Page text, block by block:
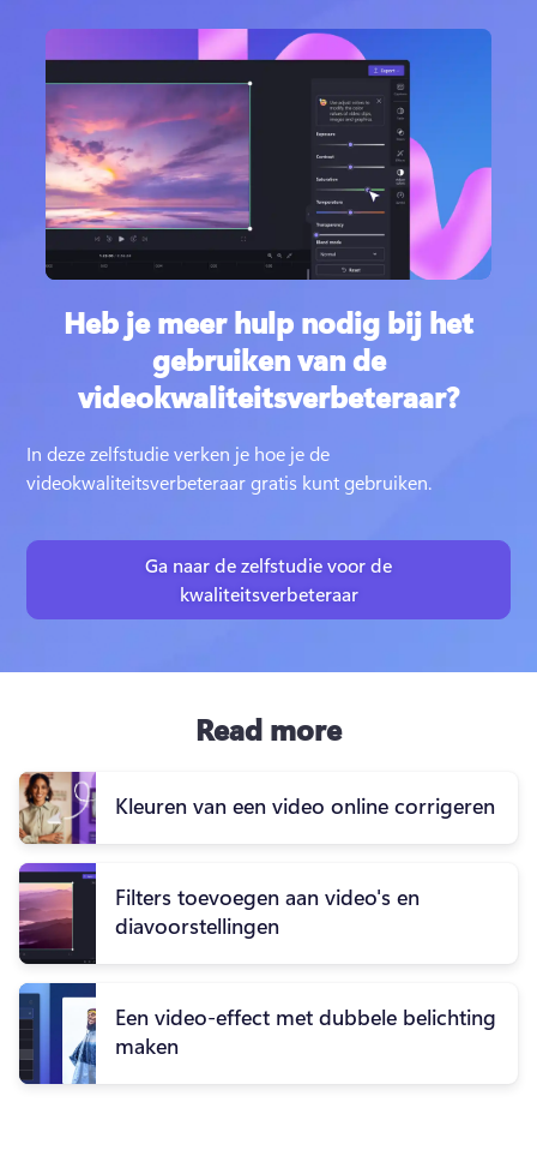
Heb je meer hulp nodig bij het
gebruiken van de
videokwaliteitsverbeteraar?
In deze zelfstudie verken je hoe je de
videokwaliteitsverbeteraar gratis kunt gebruiken.
Ga naar de zelfstudie voor de
kwaliteitsverbeteraar
Read more
Kleuren van een video online corrigeren
Filters toevoegen aan video's en
diavoorstellingen
Een video-effect met dubbele belichting
maken